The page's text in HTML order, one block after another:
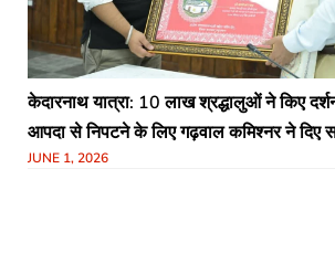
केदारनाथ यात्रा: 10 लाख श्रद्धालुओं ने किए
आपदा से निपटने के लिए गढ़वाल कमिश्नर ने दिए
JUNE 1, 2026